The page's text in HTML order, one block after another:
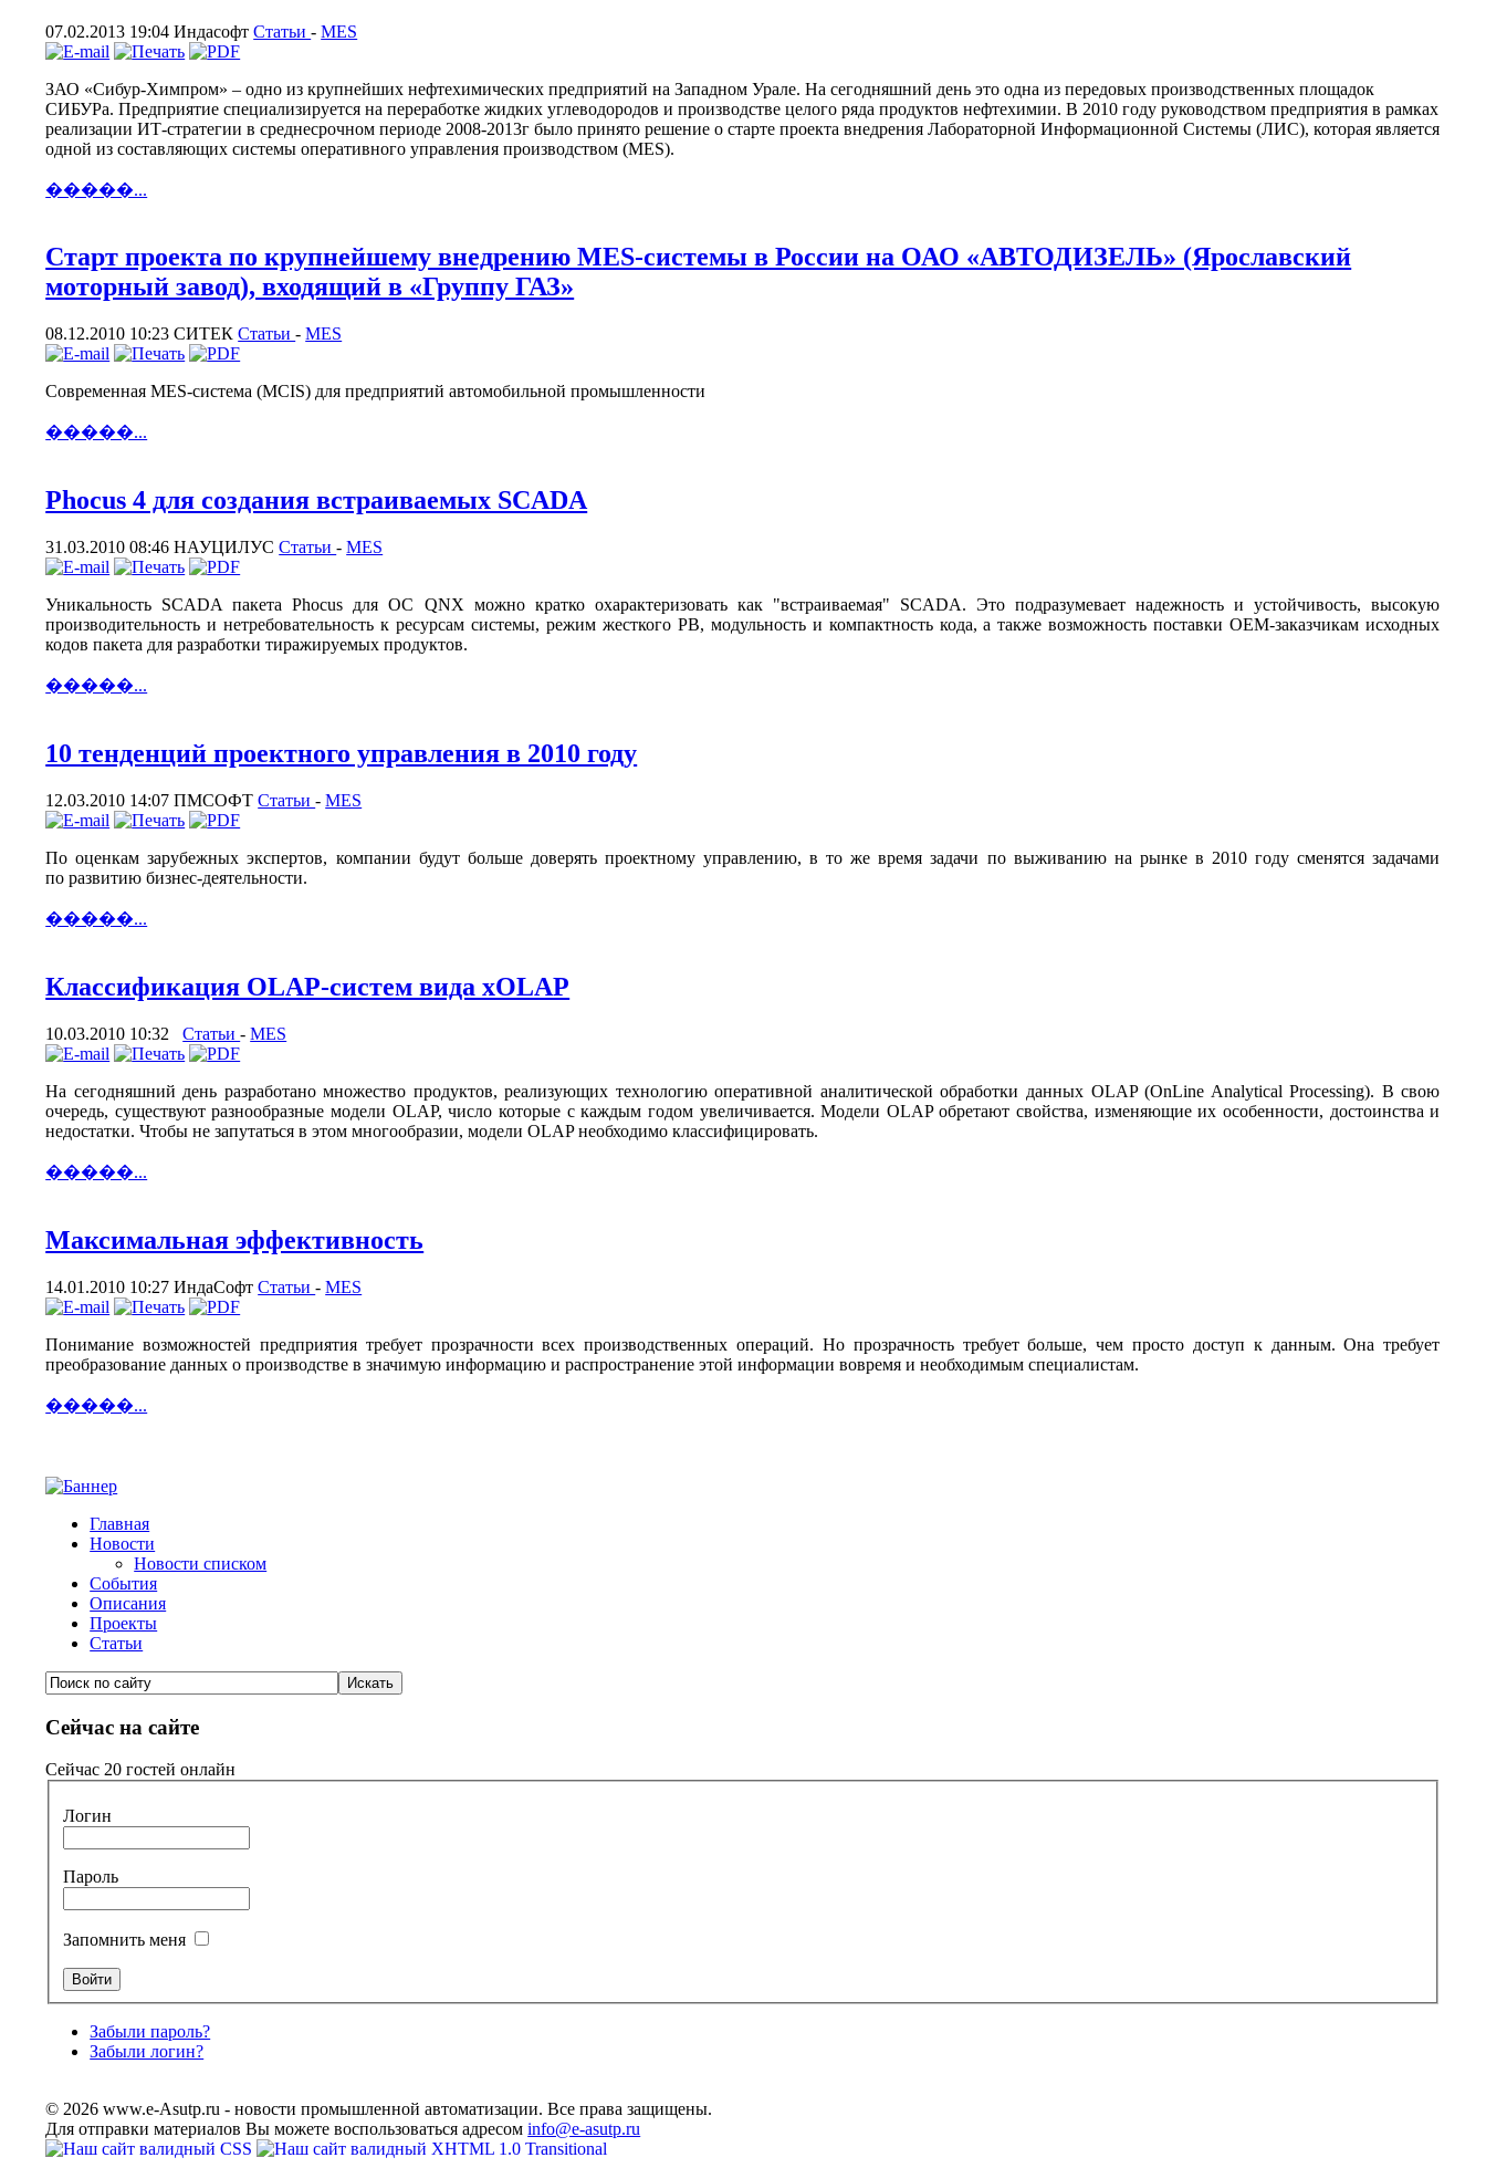
07.02.2013 19:04ИндасофтСтатьи-MES
ЗАО «Сибур-Химпром» – одно из крупнейших нефтехимических предприятий на Западном Урале. На сегодняшний день это одна из передовых производственных площадок
СИБУРа. Предприятие специализируется на переработке жидких углеводородов и производстве целого ряда продуктов нефтехимии. В 2010 году руководством предприятия в рамках
реализации ИТ-стратегии в среднесрочном периоде 2008-2013г было принято решение о старте проекта внедрения Лабораторной Информационной Системы (ЛИС), которая является
одной из составляющих системы оперативного управления производством (MES).
�����...
Старт проекта по крупнейшему внедрению MES-системы в России на ОАО «АВТОДИЗЕЛЬ» (Ярославский
моторный завод), входящий в «Группу ГАЗ»
08.12.2010 10:23CИТЕКСтатьи-MES
Современная MES-система (MCIS) для предприятий автомобильной промышленности
�����...
Phocus 4 для создания встраиваемых SCADA
31.03.2010 08:46НАУЦИЛУССтатьи-MES
Уникальность SCADA пакета Phocus для ОС QNX можно кратко охарактеризовать как "встраиваемая" SCADA. Это подразумевает надежность и устойчивость, высокую
производительность и нетребовательность к ресурсам системы, режим жесткого РВ, модульность и компактность кода, а также возможность поставки OEM-заказчикам исходных
кодов пакета для разработки тиражируемых продуктов.
�����...
10 тенденций проектного управления в 2010 году
12.03.2010 14:07ПМСОФТСтатьи-MES
По оценкам зарубежных экспертов, компании будут больше доверять проектному управлению, в то же время задачи по выживанию на рынке в 2010 году сменятся задачами
по развитию бизнес-деятельности.
�����...
Классификация OLAP-систем вида xOLAP
10.03.2010 10:32 Статьи-MES
На сегодняшний день разработано множество продуктов, реализующих технологию оперативной аналитической обработки данных OLAP (OnLine Analytical Processing). В свою
очередь, существуют разнообразные модели OLAP, число которые с каждым годом увеличивается. Модели OLAP обретают свойства, изменяющие их особенности, достоинства и
недостатки. Чтобы не запутаться в этом многообразии, модели OLAP необходимо классифицировать.
�����...
Максимальная эффективность
14.01.2010 10:27ИндаСофтСтатьи-MES
Понимание возможностей предприятия требует прозрачности всех производственных операций. Но прозрачность требует больше, чем просто доступ к данным. Она требует
преобразование данных о производстве в значимую информацию и распространение этой информации вовремя и необходимым специалистам.
�����...
Главная
Новости
Новости списком
События
Описания
Проекты
Статьи
Сейчас на сайте
Сейчас 20 гостей онлайн
Логин
Пароль
Запомнить меня
Забыли пароль?
Забыли логин?
© 2026 www.e-Asutp.ru - новости промышленной автоматизации. Все права защищены.
Для отправки материалов Вы можете воспользоваться адресомinfo@e-asutp.ru